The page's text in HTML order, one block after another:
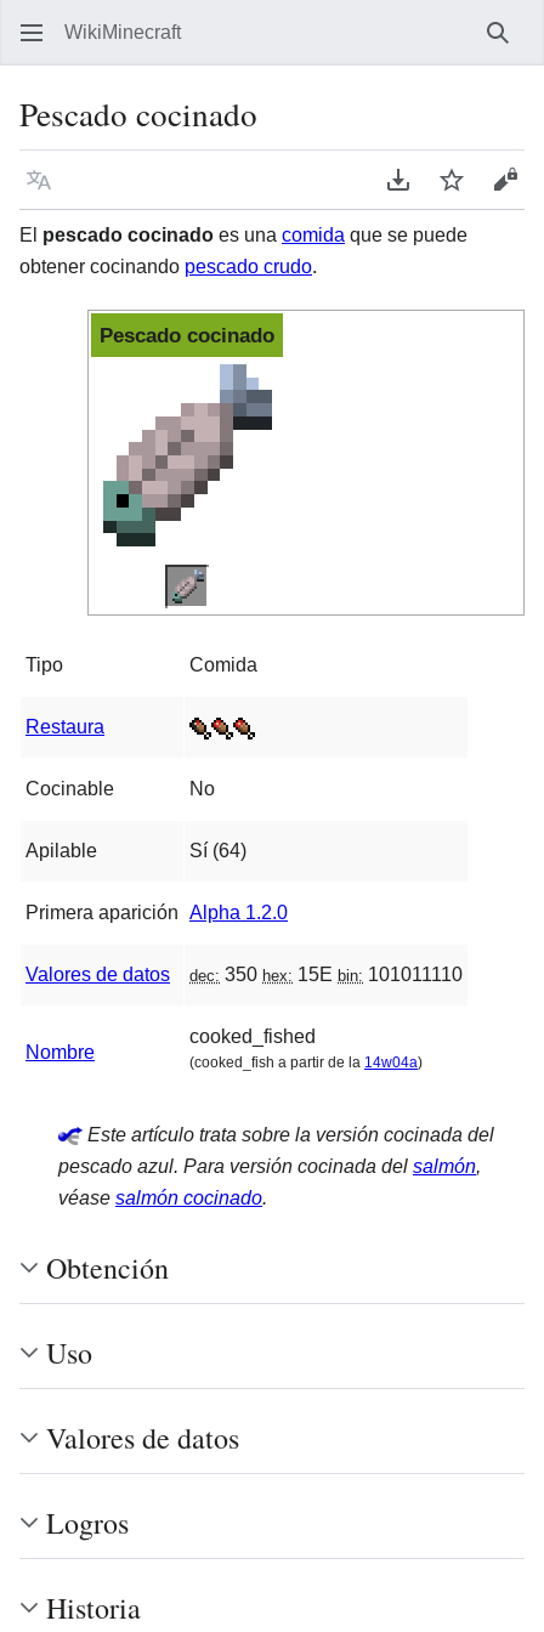
WikiMinecraft
Pescado cocinado
Idioma Descargar en
VigilarVer
El pescado cocinado es una comida que se puede
obtener cocinando pescado crudo.
Pescado cocinado
Tipo Comida
Restaura
Cocinable No
Apilable Sí (64)
Primera aparición Alpha 1.2.0
Valores de datos dec: 350 hex: 15E bin: 101011110
Nombre
cooked_fished
(cooked_fish a partir de la 14w04a)
Este artículo trata sobre la versión cocinada del
pescado azul. Para versión cocinada del salmón,
véase salmón cocinado.
Obtención
Uso
Valores de datos
Logros
Historia